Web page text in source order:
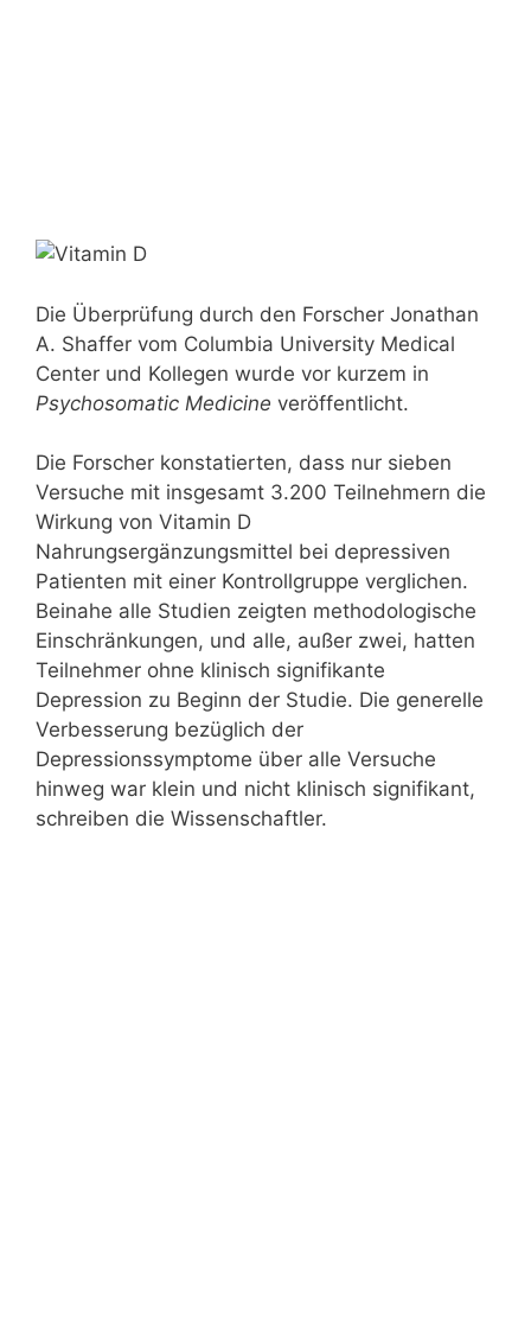
Die Überprüfung durch den Forscher Jonathan
A. Shaffer vom Columbia University Medical
Center und Kollegen wurde vor kurzem in
Psychosomatic Medicine veröffentlicht.
Die Forscher konstatierten, dass nur sieben
Versuche mit insgesamt 3.200 Teilnehmern die
Wirkung von Vitamin D
Nahrungsergänzungsmittel bei depressiven
Patienten mit einer Kontrollgruppe verglichen.
Beinahe alle Studien zeigten methodologische
Einschränkungen, und alle, außer zwei, hatten
Teilnehmer ohne klinisch signifikante
Depression zu Beginn der Studie. Die generelle
Verbesserung bezüglich der
Depressionssymptome über alle Versuche
hinweg war klein und nicht klinisch signifikant,
schreiben die Wissenschaftler.